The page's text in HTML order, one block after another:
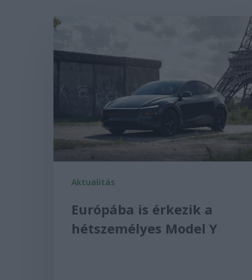
Aktualitás
Európába is érkezik a
hétszemélyes Model Y